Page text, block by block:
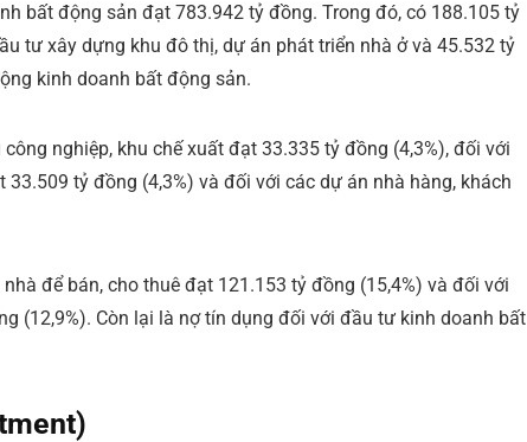
bất động sản đạt 783.942 tỷ đồng. Trong đó, có 188.105 tỷ
tư xây dựng khu đô thị, dự án phát triển nhà ở và 45.532 tỷ
kinh doanh bất động sản.
nghiệp, khu chế xuất đạt 33.335 tỷ đồng (4,3%), đối với
tỷ đồng (4,3%) và đối với các dự án nhà hàng, khách
để bán, cho thuê đạt 121.153 tỷ đồng (15,4%) và đối với
(12,9%). Còn lại là nợ tín dụng đối với đầu tư kinh doanh bất